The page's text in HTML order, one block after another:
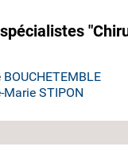
BOUCHETEMBLE
Marie STIPON